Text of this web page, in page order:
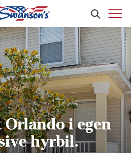
Orlando i egen
hyrbil.